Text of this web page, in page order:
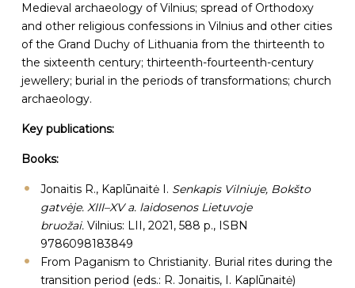
Medieval archaeology of Vilnius; spread of Orthodoxy
and other religious confessions in Vilnius and other cities
of the Grand Duchy of Lithuania from the thirteenth to
the sixteenth century; thirteenth-fourteenth-century
jewellery; burial in the periods of transformations; church
archaeology.
Key publications:
Books:
Jonaitis R., Kaplūnaitė I. Senkapis Vilniuje, Bokšto
gatvėje. XIII–XV a. laidosenos Lietuvoje
bruožai. Vilnius: LII, 2021, 588 p., ISBN
9786098183849
From Paganism to Christianity. Burial rites during the
transition period (eds.: R. Jonaitis, I. Kaplūnaitė)